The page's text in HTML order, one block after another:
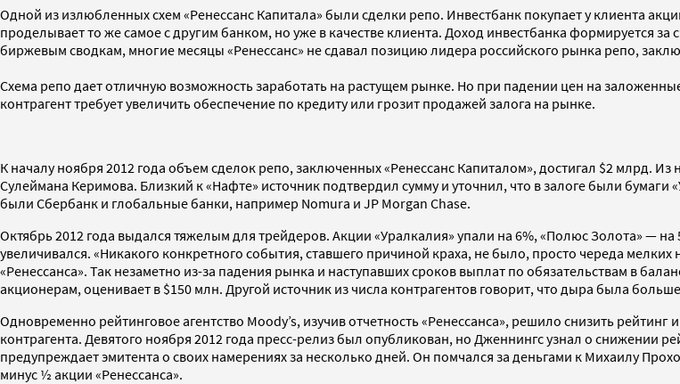
Одной из излюбленных схем «Ренессанс Капитала» были сделки репо. Инвестбанк покупает у клиента
проделывает то же самое с другим банком, но уже в качестве клиента. Доход инвестбанка формируется за
биржевым сводкам, многие месяцы «Ренессанс» не сдавал позицию лидера российского рынка репо,
Схема репо дает отличную возможность заработать на растущем рынке. Но при падении цен на
контрагент требует увеличить обеспечение по кредиту или грозит продажей залога на рынке.
К началу ноября 2012 года объем сделок репо, заключенных «Ренессанс Капиталом», достигал $2 млрд.
Сулеймана Керимова. Близкий к «Нафте» источник подтвердил сумму и уточнил, что в залоге были
были Сбербанк и глобальные банки, например Nomura и JP Morgan Chase.
Октябрь 2012 года выдался тяжелым для трейдеров. Акции «Уралкалия» упали на 6%, «Полюс Золота»
увеличивался. «Никакого конкретного события, ставшего причиной краха, не было, просто череда
«Ренессанса». Так незаметно из-за падения рынка и наступавших сроков выплат по обязательствам в
акционерам, оценивает в $150 млн. Другой источник из числа контрагентов говорит, что дыра была
Одновременно рейтинговое агентство Moody’s, изучив отчетность «Ренессанса», решило снизить
контрагента. Девятого ноября 2012 года пресс-релиз был опубликован, но Дженнингс узнал о снижении
предупреждает эмитента о своих намерениях за несколько дней. Он помчался за деньгами к Михаилу
минус ½ акции «Ренессанса».